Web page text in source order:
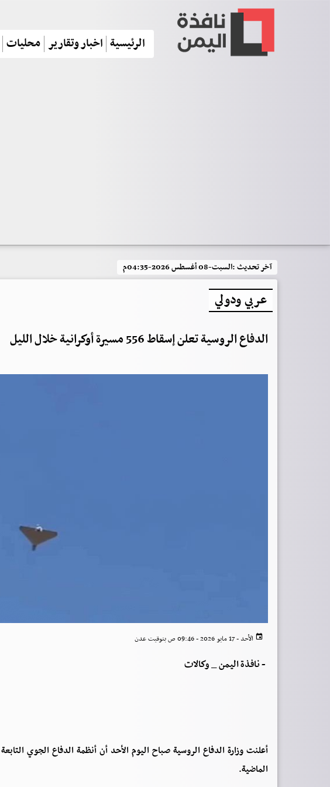
الرئيسية اخبار وتقارير محليات
آخر تحديث :السبت-08 أغسطس 2026-04:35م
عربي ودولي
الدفاع الروسية تعلن إسقاط 556 مسيرة أوكرانية خلال الليل
الأحد - 17 مايو 2026 - 09:46 ص بتوقيت عدن
-نافذة اليمن _ وكالات
الماضية.